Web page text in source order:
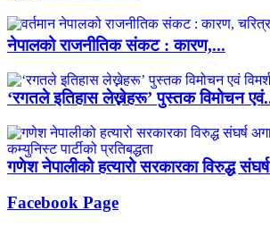
नेपालको राजनीतिक संकट : कारण,...
‘रगतले इतिहास लेख्नेहरू’ पुस्तक विमोचन
गणेश नेपालीको हत्यारो सरकारका विरुद्ध
Facebook Page